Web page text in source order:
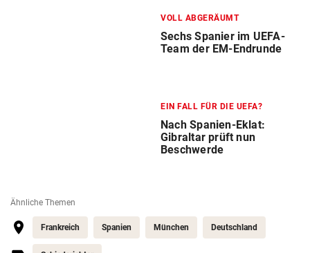
VOLL ABGERÄUMT
Sechs Spanier im UEFA-
Team der EM-Endrunde
EIN FALL FÜR DIE UEFA?
Nach Spanien-Eklat:
Gibraltar prüft nun
Beschwerde
Ähnliche Themen
Frankreich Spanien München Deutschland